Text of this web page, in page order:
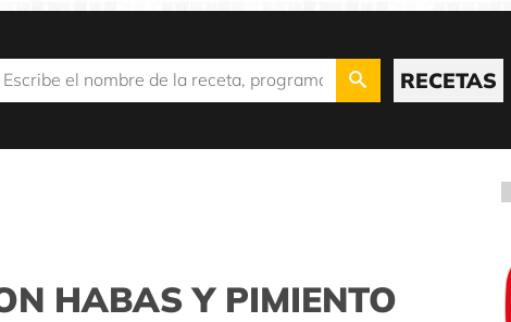
RECETAS
HABAS Y PIMIENTO